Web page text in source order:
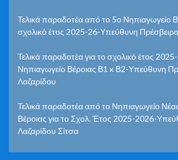
Τελικά παραδοτέα από το 5ο Νηπιαγωγείο
σχολικό έτος 2025-26-Υπεύθυνη
Τελικά παραδοτέα για το σχολικό έτος
Νηπιαγωγείο Βέροιας Β1 κ Β2-Υπεύθυνη
Λαζαρίδου
Τελικά παραδοτέα από το Νηπιαγωγείο
Βέροιας για το Σχολ. Έτος 2025-2026-
Λαζαρίδου Σίτσα